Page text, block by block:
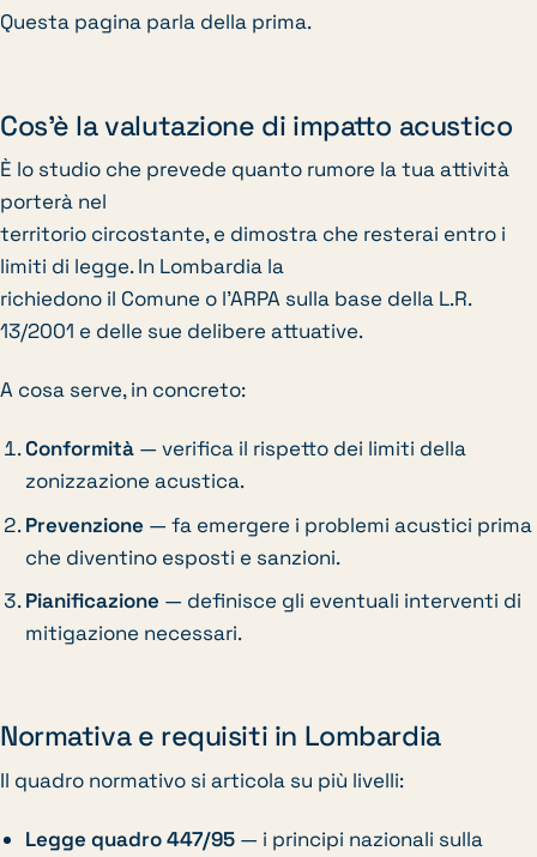
Questa pagina parla della prima.
Cos’è la valutazione di impatto acustico
È lo studio che prevede quanto rumore la tua attività
porterà nel
territorio circostante, e dimostra che resterai entro i
limiti di legge. In Lombardia la
richiedono il Comune o l’ARPA sulla base della L.R.
13/2001 e delle sue delibere attuative.
A cosa serve, in concreto:
Conformità— verifica il rispetto dei limiti della
zonizzazione acustica.
Prevenzione — fa emergere i problemi acustici prima
che diventino esposti e sanzioni.
Pianificazione — definisce gli eventuali interventi di
mitigazione necessari.
Normativa e requisiti in Lombardia
Il quadro normativo si articola su più livelli:
Legge quadro 447/95— i principi nazionali sulla